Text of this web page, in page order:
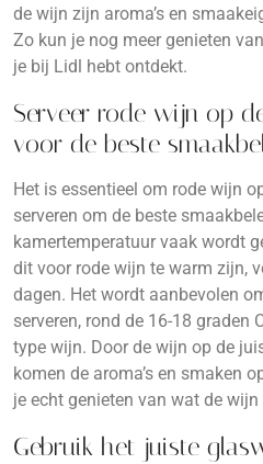
de wijn zijn aroma’s en
Zo kun je nog meer genieten
je bij Lidl hebt ontdekt.
Serveer rode wijn op
voor de beste
Het is essentieel om rode wijn
serveren om de beste
kamertemperatuur vaak wordt
dit voor rode wijn te warm zijn,
dagen. Het wordt aanbevolen
serveren, rond de 16-18 graden
type wijn. Door de wijn op de
komen de aroma’s en smaken
je echt genieten van wat de
Gebruik het juiste